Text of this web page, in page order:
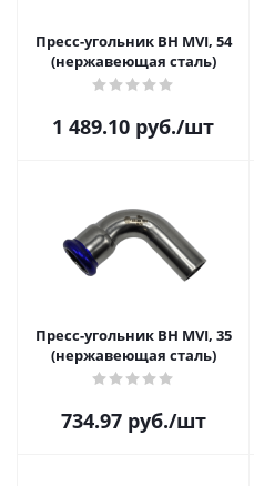
Пресс-угольник ВН MVI, 54
(нержавеющая сталь)
1 489.10 руб./шт
Пресс-угольник ВН MVI, 35
(нержавеющая сталь)
734.97руб./шт